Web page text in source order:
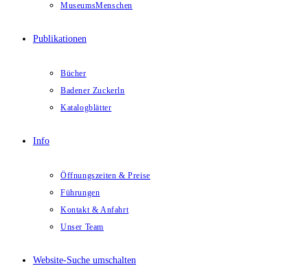
MuseumsMenschen
Publikationen
Bücher
Badener Zuckerln
Katalogblätter
Info
Öffnungszeiten & Preise
Führungen
Kontakt & Anfahrt
Unser Team
Website-Suche umschalten